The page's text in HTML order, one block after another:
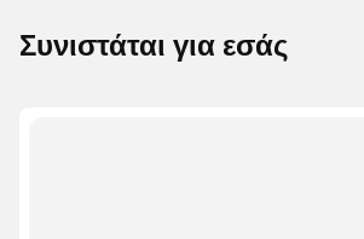
Συνιστάται για εσάς